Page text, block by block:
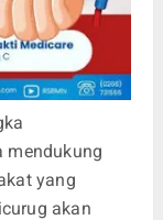
mendukung
yang
akan